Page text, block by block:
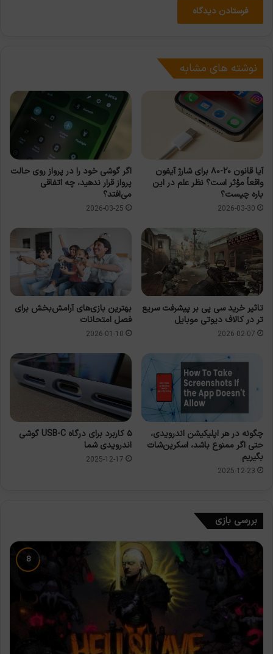
نوشته های مشابه
آیا قانون ۲۰-۸۰ برای شارژ آیفون
واقعاً مؤثر است؟ نظر علم در این
باره چیست؟
2026-03-30
اگر گوشی خود را در پرواز روی حالت
پرواز قرار ندهید، چه اتفاقی
می‌افتد؟
2026-03-25
تاثیر خرید سی پی بر پیشرفت سریع
تر در کالاف دیوتی موبایل
2026-02-07
بهترین بازی‌های آرامش‌بخش برای
فصل امتحانات
2026-01-10
چگونه در هر اپلیکیشن اندرویدی،
حتی اگر ممنوع باشد، اسکرین‌شات
بگیریم
2025-12-23
۵ کاربرد برای درگاه USB-C گوشی
اندرویدی شما
2025-12-17
بررسی بازی